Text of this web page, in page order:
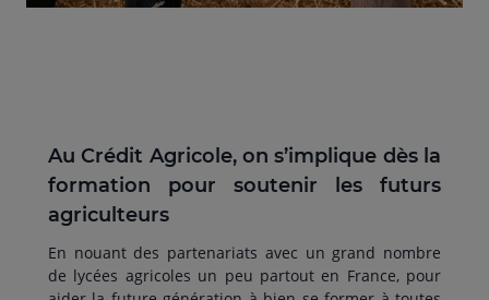
Au Crédit Agricole, on s’implique dès la
formation pour soutenir les futurs
agriculteurs
En nouant des partenariats avec un grand nombre
de lycées agricoles un peu partout en France, pour